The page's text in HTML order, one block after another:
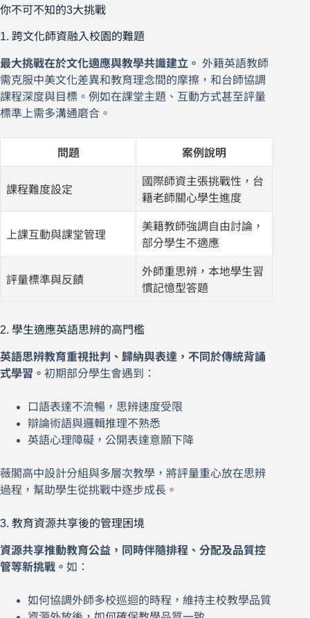
你不可不知的3大挑戰
1. 跨文化師資融入校園的難題
最大挑戰在於文化適應與教學共識建立。 外籍英語教師
需克服中美文化差異和教育理念間的摩擦，和台師協調
課程深度與目標。例如在課堂主題、互動方式甚至評量
標準上需多溝通磨合。
問題 案例說明
課程難度設定
國際師資主張挑戰性，台
籍老師關心學生進度
上課互動與課堂管理
美籍教師強調自由討論，
部分學生不適應
評量標準與反饋
外師重思辨，本地學生習
慣記憶型答題
2. 學生適應英語思辨的高門檻
英語思辨教育重視批判、歸納與表達，不同於傳統背誦
式學習。 初期部分學生會遇到：
口語表達不流暢，思辨速度受限
辯論術語與邏輯推理不熟悉
英語心理障礙，公開表達意願下降
薇閣高中設計分組與多層次教學，將評量重心放在思辨
過程，幫助學生從挑戰中逐步成長。
3. 教育資源共享後的管理困境
資源共享推動教育公益，同時伴隨排程、分配及品質控
管等新挑戰。 如：
如何協調外師多校巡迴的時程，維持主校教學品質